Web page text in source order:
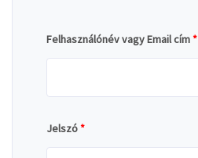
Felhasználónév vagy Email cím*
Jelszó*